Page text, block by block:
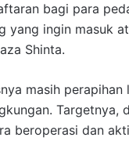
bagi para
yang ingin masuk
Shinta.
masih
Targetnya,
beroperasi dan